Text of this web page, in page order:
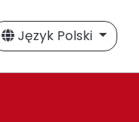
Język Polski